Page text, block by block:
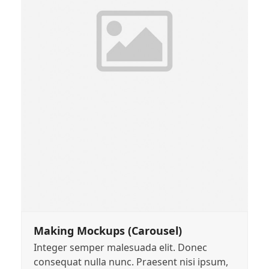
Making Mockups (Carousel)
Integer semper malesuada elit. Donec
consequat nulla nunc. Praesent nisi ipsum,